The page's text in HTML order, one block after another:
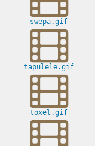
swepa.gif
tapulele.gif
toxel.gif